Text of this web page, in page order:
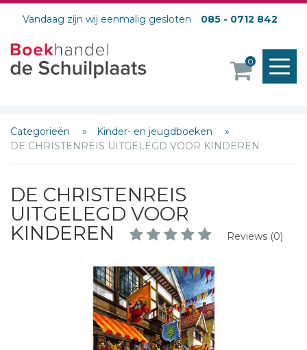
Vandaag zijn wij eenmalig gesloten 085 - 0712 842
0
Categorieën
Kinder- en jeugdboeken
DE CHRISTENREIS UITGELEGD VOOR KINDEREN
DE CHRISTENREIS
UITGELEGD VOOR
KINDEREN
Reviews (0)